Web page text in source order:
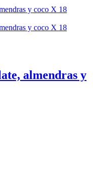
almendras y